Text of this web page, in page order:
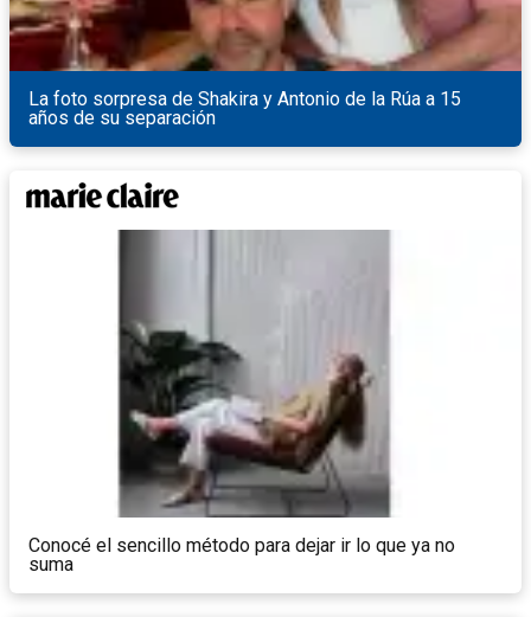
La foto sorpresa de Shakira y Antonio de la Rúa a 15
años de su separación
Conocé el sencillo método para dejar ir lo que ya no
suma